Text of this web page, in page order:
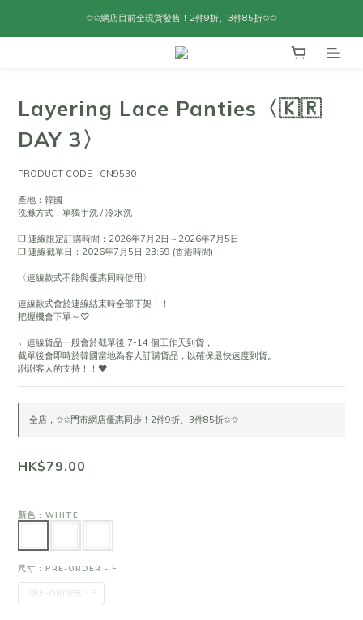
✩✩網店目前全現貨發售！2件9折、3件85折✩✩
Layering Lace Panties〈🇰🇷
DAY 3〉
PRODUCT CODE : CN9530
產地：韓國
洗滌方式：單獨手洗 / 冷水洗
❐ 連線限定訂購時間：2026年7月2日～2026年7月5日
❐ 連線截單日：2026年7月5日 23:59 (香港時間)
〈連線款式不能與優惠同時使用〉
連線款式會於連線結束時全部下架！！
把握機會下單～♡
﹆連線貨品一般會於截單後 7-14 個工作天到貨，
截單後會即時於韓國當地為客人訂購貨品，以確保最快速度到貨。
謝謝客人的支持！！❤
全店，✩✩門市網店優惠同步！2件9折、3件85折✩✩
HK$79.00
顏色 : WHITE
尺寸 : PRE-ORDER - F
PRE-ORDER - F